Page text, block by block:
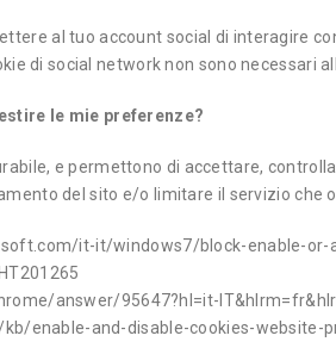
al tuo account social di interagire
di social network non sono necessari
le mie preferenze?
e permettono di accettare,
del sito e/o limitare il servizio
it-it/windows7/block-enable-or-
answer/95647?hl=it-
enable-and-disable-cookies-website-